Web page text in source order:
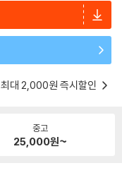
최대 2,000원 즉시할인
중고
25,000원~